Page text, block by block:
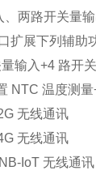
路开关量输
展下列辅助
入+4 路开关
温度测量
无线通讯
无线通讯
IoT 无线通讯